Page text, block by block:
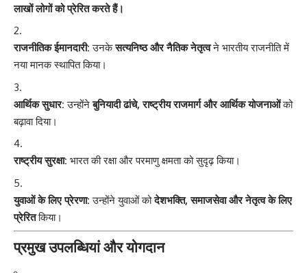
लाखों लोगों को प्रेरित करते हैं।
राजनीतिक ईमानदारी: उनकेसत्यनिष्ठ और नैतिक नेतृत्वने भारतीय राजनीति में
नया मानक स्थापित किया।
आर्थिक सुधार: उन्होंनेबुनियादी ढांचे, राष्ट्रीय राजमार्ग और आर्थिक योजनाओंको
बढ़ावा दिया।
राष्ट्रीय सुरक्षा: भारत की रक्षा और परमाणु क्षमता को सुदृढ़ किया।
युवाओं के लिए प्रेरणा: उन्होंने युवाओं कोदेशभक्ति, समाजसेवा और नेतृत्व के लिए
प्रेरितकिया।
प्रमुख उपलब्धियां और योगदान